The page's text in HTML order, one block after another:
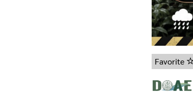
Favorite